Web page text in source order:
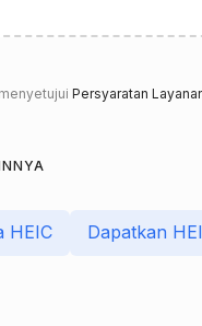
Persyaratan
HEIC Dapatkan